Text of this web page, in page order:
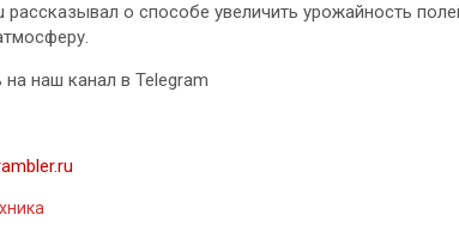
рассказывал о способе увеличить урожайность
наш канал в Telegram